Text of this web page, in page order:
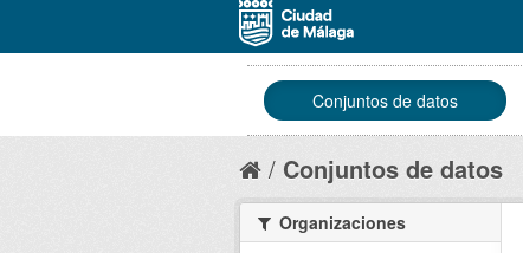
Conjuntos de datos
Conjuntos de datos
Organizaciones